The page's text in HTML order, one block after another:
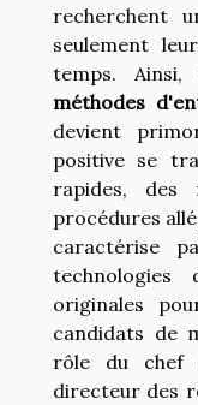
recherchent
seulement
temps.
méthodes
devient
positive se
rapides, des
procédures
caractérise
originales
candidats de
rôle du chef
directeur des